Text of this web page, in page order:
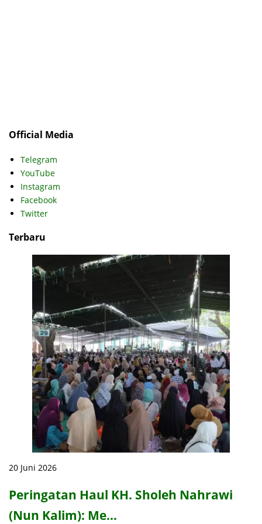
Official Media
Telegram
YouTube
Instagram
Facebook
Twitter
Terbaru
20 Juni 2026
Peringatan Haul KH. Sholeh Nahrawi
(Nun Kalim): Me…